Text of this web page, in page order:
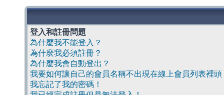
登入和註冊問題
為什麼我不能登入？
為什麼我必須註冊？
為什麼我會自動登出？
我要如何讓自己的會員名稱不出現在線上會員列表裡頭
我忘記了我的密碼！